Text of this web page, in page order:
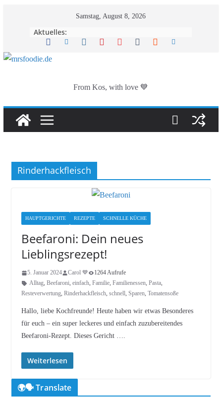
Samstag, August 8, 2026
Aktuelles:
From Kos, with love 💙
Rinderhackfleisch
HAUPTGERICHTE REZEPTE SCHNELLE KÜCHE
Beefaroni: Dein neues
Lieblingsrezept!
5. Januar 2024 Carol 💙
1264 Aufrufe
Alltag, Beefaroni, einfach, Familie, Familienessen, Pasta,
Resteverwertung, Rinderhackfleisch, schnell, Sparen, Tomatensoße
Hallo, liebe Kochfreunde! Heute haben wir etwas Besonderes
für euch – ein super leckeres und einfach zuzubereitendes
Beefaroni-Rezept. Dieses Gericht ….
Weiterlesen
🌍🗣️ Translate